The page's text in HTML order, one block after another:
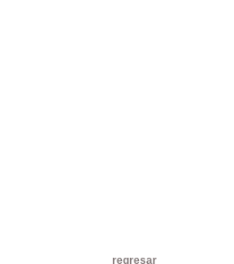
regresar